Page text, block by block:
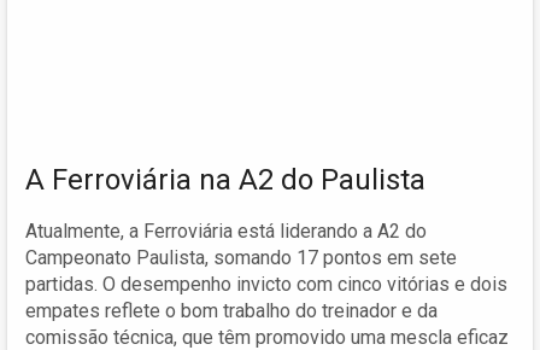
A Ferroviária na A2 do Paulista
Atualmente, a Ferroviária está liderando a A2 do
Campeonato Paulista, somando 17 pontos em sete
partidas. O desempenho invicto com cinco vitórias e dois
empates reflete o bom trabalho do treinador e da
comissão técnica, que têm promovido uma mescla eficaz